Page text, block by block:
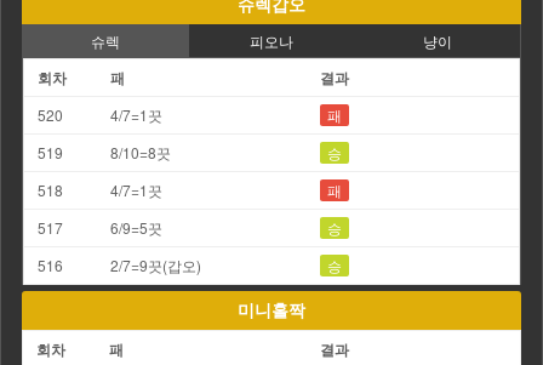
슈렉 피오나 냥이
회차 패 결과
520 4/7=1끗
패
519
8/10=8끗
승
518
4/7=1끗
패
517
6/9=5끗
승
516
2/7=9끗(갑오) 승
미니홀짝
회차 패 결과